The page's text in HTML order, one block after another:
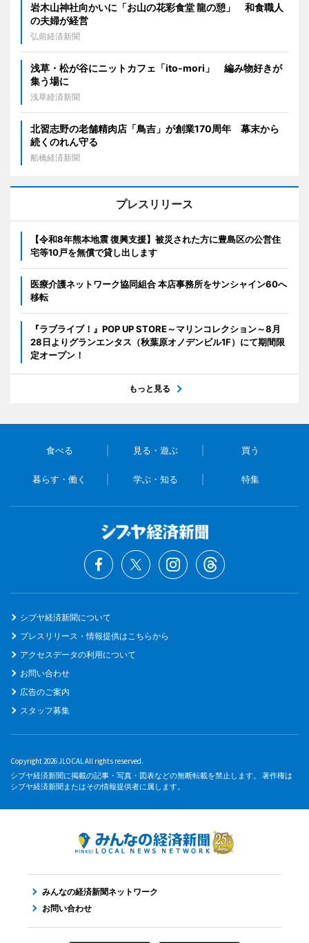
岩木山神社向かいに「お山の花彩食堂 龍の憩」 和食職人
の夫婦が経営
弘前経済新聞
浅草・松が谷にニットカフェ「ito-mori」 編み物好きが
集う場に
浅草経済新聞
北習志野の老舗精肉店「鳥吉」が創業170周年 幕末から
続くのれん守る
船橋経済新聞
プレスリリース
【令和8年熊本地震 復興支援】被災された方に豊島区の公営住
宅等10戸を無償で貸し出します
医療介護ネットワーク協同組合 本店事務所をサンシャイン60へ
移転
『ラブライブ！』POP UP STORE～マリンコレクション～8月
28日よりグランエンタス（秋葉原オノデンビル1F）にて期間限
定オープン！
もっと見る
食べる 見る・遊ぶ 買う
暮らす・働く 学ぶ・知る 特集
シブヤ経済新聞について
プレスリリース・情報提供はこちらから
アクセスデータの利用について
お問い合わせ
広告のご案内
スタッフ募集
Copyright 2026 JLOCAL All rights reserved.
シブヤ経済新聞に掲載の記事・写真・図表などの無断転載を禁止します。 著作権は
シブヤ経済新聞またはその情報提供者に属します。
みんなの経済新聞ネットワーク
お問い合わせ